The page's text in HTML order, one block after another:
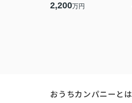
2,200万円
おうちカンパニーとは